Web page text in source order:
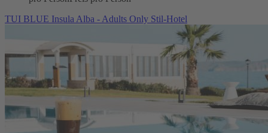
TUI BLUE Insula Alba - Adults Only Stil-Hotel